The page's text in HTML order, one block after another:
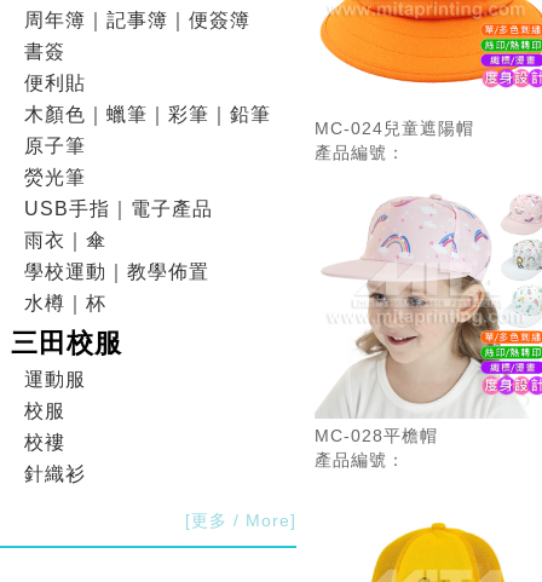
周年簿｜記事簿｜便簽簿
書簽
便利貼
木顏色｜蠟筆｜彩筆｜鉛筆
原子筆
熒光筆
USB手指｜電子產品
雨衣｜傘
學校運動｜教學佈置
水樽｜杯
三田校服
運動服
校服
校褸
針織衫
[更多 / More]
MC-024兒童遮陽帽
產品編號：
MC-028平檐帽
產品編號：